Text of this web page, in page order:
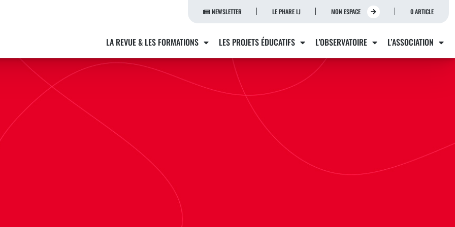
NEWSLETTER LE PHARE LJ MON ESPACE 0 ARTICLE
LA REVUE & LES FORMATIONS LES PROJETS ÉDUCATIFS L’OBSERVATOIRE L’ASSOCIATION